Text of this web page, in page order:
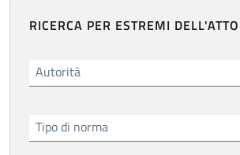
RICERCA PER ESTREMI
Autorità
Tipo di norma